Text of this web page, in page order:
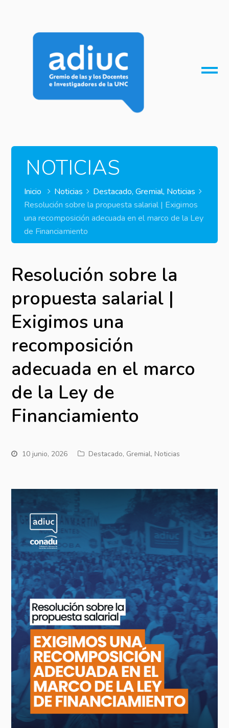
NOTICIAS
Inicio Noticias Destacado,Gremial, Noticias
Resolución sobre la propuesta salarial | Exigimos
una recomposición adecuada en el marco de la Ley
de Financiamiento
Resolución sobre la
propuesta salarial |
Exigimos una
recomposición
adecuada en el marco
de la Ley de
Financiamiento
10 junio, 2026 Destacado, Gremial, Noticias